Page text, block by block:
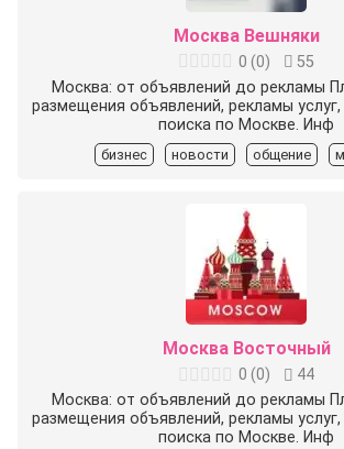
Москва Вешняки
0 (0)
55
Москва: от объявлений до рекламы
размещения объявлений, рекламы
поиска по Москве. Инф
бизнес новости общение
Москва Восточный
0 (0)
44
Москва: от объявлений до рекламы
размещения объявлений, рекламы
поиска по Москве. Инф